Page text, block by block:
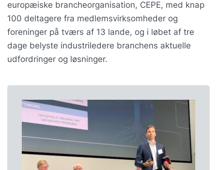
europæiske brancheorganisation, CEPE, med knap
100 deltagere fra medlemsvirksomheder og
foreninger på tværs af 13 lande, og i løbet af tre
dage belyste industriledere branchens aktuelle
udfordringer og løsninger.